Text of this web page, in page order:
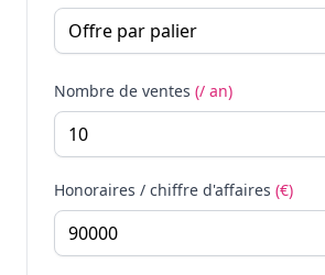
Nombre de ventes (/ an)
Honoraires / chiffre d'affaires (€)